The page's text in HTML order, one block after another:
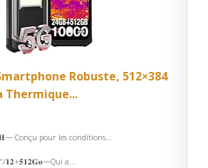
Robuste, 512×384
Thermique...
Conçu pour les conditions...
𝟏𝟐+𝟓𝟏𝟐𝐆𝐨—Qui a...